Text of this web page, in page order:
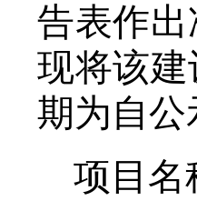
告表作
现将该
期为自公
项目名